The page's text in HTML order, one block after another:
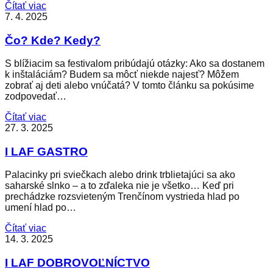
Čítať viac
7. 4. 2025
Čo? Kde? Kedy?
S blížiacim sa festivalom pribúdajú otázky: Ako sa dostanem
k inštaláciám? Budem sa môcť niekde najesť? Môžem
zobrať aj deti alebo vnúčatá? V tomto článku sa pokúsime
zodpovedať…
Čítať viac
27. 3. 2025
I LAF GASTRO
Palacinky pri sviečkach alebo drink trblietajúci sa ako
saharské slnko – a to zďaleka nie je všetko… Keď pri
prechádzke rozsvieteným Trenčínom vystrieda hlad po
umení hlad po…
Čítať viac
14. 3. 2025
I LAF DOBROVOĽNÍCTVO